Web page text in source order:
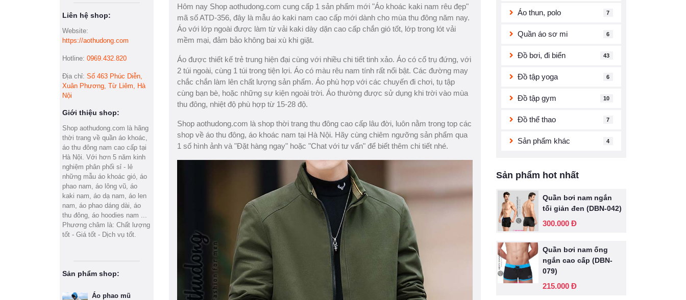
Liên hệ shop:
Website:
https://aothudong.com
Hotline: 0969.432.820
Địa chỉ: Số 463 Phúc Diễn,
Xuân Phương, Từ Liêm, Hà
Nội
Giới thiệu shop:
Shop aothudong.com là hãng
thời trang về quần áo khoác,
áo thu đông nam cao cấp tại
Hà Nội. Với hơn 5 năm kinh
nghiệm phân phối sỉ - lẻ
những mẫu áo khoác gió, áo
phao nam, áo lông vũ, áo
kaki nam, áo dạ nam, áo len
nam, áo phao dáng dài, áo
thu đông, áo hoodies nam ...
Phương châm là: Chất lượng
tốt - Giá tốt - Dịch vụ tốt.
Sản phẩm shop:
Áo phao mũ
Hôm nay Shop aothudong.com cung cấp 1 sản phẩm mới "Áo khoác kaki nam rêu đẹp"
mã số ATD-356, đây là mẫu áo kaki nam cao cấp mới dành cho mùa thu đông năm nay.
Áo với lớp ngoài được làm từ vải kaki dày dặn cao cấp chắn gió tốt, lớp trong lót vải
mềm mại, đảm bảo không bai xù khi giặt.
Áo được thiết kế trẻ trung hiện đại cùng với nhiều chi tiết tinh xảo. Áo có cổ trụ đứng, với
2 túi ngoài, cùng 1 túi trong tiện lợi. Áo có màu rêu nam tính rất nổi bật. Các đường may
chắc chắn làm lên chất lượng sản phẩm. Áo phù hợp với các chuyến đi chơi, tụ tập
cùng bạn bè, hoặc những sự kiện ngoài trời. Áo thường được sử dụng khi trời vào mùa
thu đông, nhiệt độ phù hợp từ 15-28 độ.
Shop aothudong.com là shop thời trang thu đông cao cấp lâu đời, luôn nằm trong top các
shop về áo thu đông, áo khoác nam tại Hà Nội. Hãy cùng chiêm ngưỡng sản phẩm qua
1 số hình ảnh và "Đặt hàng ngay" hoặc "Chat với tư vấn" để biết thêm chi tiết nhé.
Áo thun, polo 7
Quần áo sơ mi 6
Đồ bơi, đi biển 43
Đồ tập yoga 6
Đồ tập gym 10
Đồ thể thao 7
Sản phẩm khác 4
Sản phẩm hot nhất
Quần bơi nam ngắn
tối giản đen (DBN-042)
300.000 Đ
Quần bơi nam ống
ngắn cao cấp (DBN-
079)
215.000 Đ